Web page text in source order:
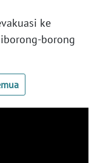
ke
borong